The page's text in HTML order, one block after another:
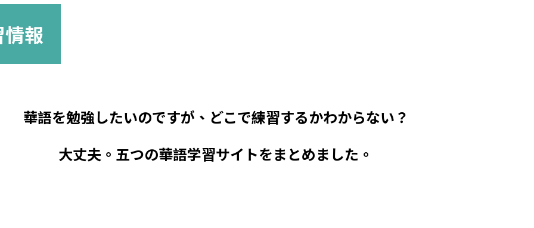
報
華語を勉強したいのですが、どこで練習するかわからない？
大丈夫。五つの華語学習サイトをまとめました。